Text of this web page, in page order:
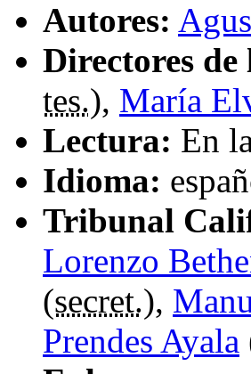
Autores:
Directores de
tes.), María
Lectura: En
Idioma:
Tribunal
Lorenzo
(secret.),
Prendes Ayala